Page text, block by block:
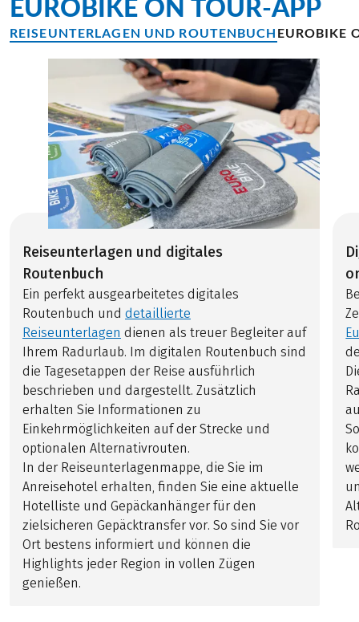
EUROBIKE ON TOUR-APP
REISEUNTERLAGEN UND ROUTENBUCH EUROBIKE
Reiseunterlagen und digitales
Routenbuch
Ein perfekt ausgearbeitetes digitales
Routenbuch und detaillierte
Reiseunterlagen dienen als treuer Begleiter auf
Ihrem Radurlaub. Im digitalen Routenbuch sind
die Tagesetappen der Reise ausführlich
beschrieben und dargestellt. Zusätzlich
erhalten Sie Informationen zu
Einkehrmöglichkeiten auf der Strecke und
optionalen Alternativrouten.
In der Reiseunterlagenmappe, die Sie im
Anreisehotel erhalten, finden Sie eine aktuelle
Hotelliste und Gepäckanhänger für den
zielsicheren Gepäcktransfer vor. So sind Sie vor
Ort bestens informiert und können die
Highlights jeder Region in vollen Zügen
genießen.